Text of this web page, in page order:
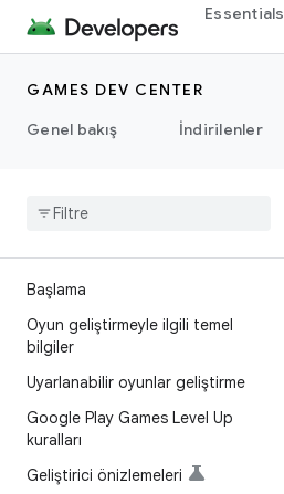
Essentials
GAMES DEV CENTER
Genel bakış
İndirilenler
Başlama
Oyun geliştirmeyle ilgili temel
bilgiler
Uyarlanabilir oyunlar geliştirme
Google Play Games Level Up
kuralları
Geliştirici önizlemeleri